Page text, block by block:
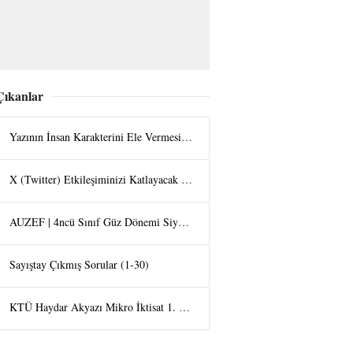
Yazının İnsan Karakterini Ele Vermesi - Halit UZAN
X (Twitter) Etkileşiminizi Katlayacak Görsel Hilesi: "Tap the Post" Trendi
AUZEF | 4ncü Sınıf Güz Dönemi Siyaset Felsefesi Final Bölüm Soruları
Sayıştay Çıkmış Sorular (1-30)
KTÜ Haydar Akyazı Mikro İktisat 1. Vize Sorularu